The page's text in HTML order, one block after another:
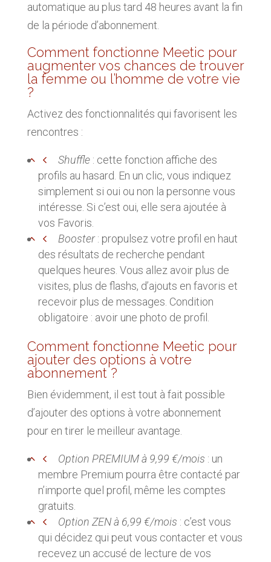
automatique au plus tard 48 heures avant la fin
de la période d’abonnement.
Comment fonctionne Meetic pour
augmenter vos chances de trouver
la femme ou l’homme de votre vie
?
Activez des fonctionnalités qui favorisent les
rencontres :
Shuffle : cette fonction affiche des
profils au hasard. En un clic, vous indiquez
simplement si oui ou non la personne vous
intéresse. Si c’est oui, elle sera ajoutée à
vos Favoris.
Booster: propulsez votre profil en haut
des résultats de recherche pendant
quelques heures. Vous allez avoir plus de
visites, plus de flashs, d’ajouts en favoris et
recevoir plus de messages. Condition
obligatoire : avoir une photo de profil.
Comment fonctionne Meetic pour
ajouter des options à votre
abonnement ?
Bien évidemment, il est tout à fait possible
d’ajouter des options à votre abonnement
pour en tirer le meilleur avantage.
Option PREMIUM à 9,99 €/mois : un
membre Premium pourra être contacté par
n’importe quel profil, même les comptes
gratuits.
Option ZEN à 6,99 €/mois : c’est vous
qui décidez qui peut vous contacter et vous
recevez un accusé de lecture de vos